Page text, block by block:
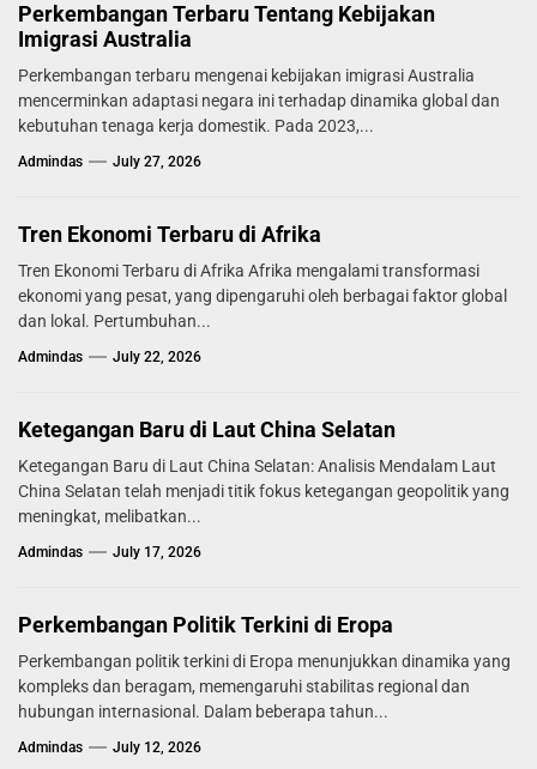
Perkembangan Terbaru Tentang Kebijakan
Imigrasi Australia
Perkembangan terbaru mengenai kebijakan imigrasi Australia
mencerminkan adaptasi negara ini terhadap dinamika global dan
kebutuhan tenaga kerja domestik. Pada 2023,...
Admindas July 27, 2026
Tren Ekonomi Terbaru di Afrika
Tren Ekonomi Terbaru di Afrika Afrika mengalami transformasi
ekonomi yang pesat, yang dipengaruhi oleh berbagai faktor global
dan lokal. Pertumbuhan...
Admindas July 22, 2026
Ketegangan Baru di Laut China Selatan
Ketegangan Baru di Laut China Selatan: Analisis Mendalam Laut
China Selatan telah menjadi titik fokus ketegangan geopolitik yang
meningkat, melibatkan...
Admindas July 17, 2026
Perkembangan Politik Terkini di Eropa
Perkembangan politik terkini di Eropa menunjukkan dinamika yang
kompleks dan beragam, memengaruhi stabilitas regional dan
hubungan internasional. Dalam beberapa tahun...
Admindas July 12, 2026